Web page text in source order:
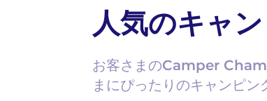
人気のキャ
お客さまのCamper
まにぴったりのキャンピン